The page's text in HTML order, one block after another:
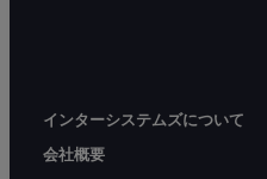
インターシステムズについて
会社概要